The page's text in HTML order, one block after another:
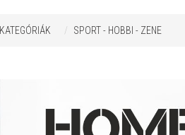
SPORT - HOBBI - ZENE